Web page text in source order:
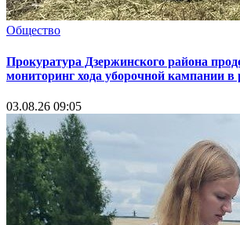
Общество
Прокуратура Дзержинского района
мониторинг хода уборочной кампании в
03.08.26 09:05